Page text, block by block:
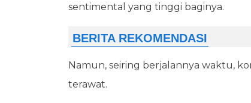
sentimental yang tinggi baginya.
Namun, seiring berjalannya waktu,
terawat.